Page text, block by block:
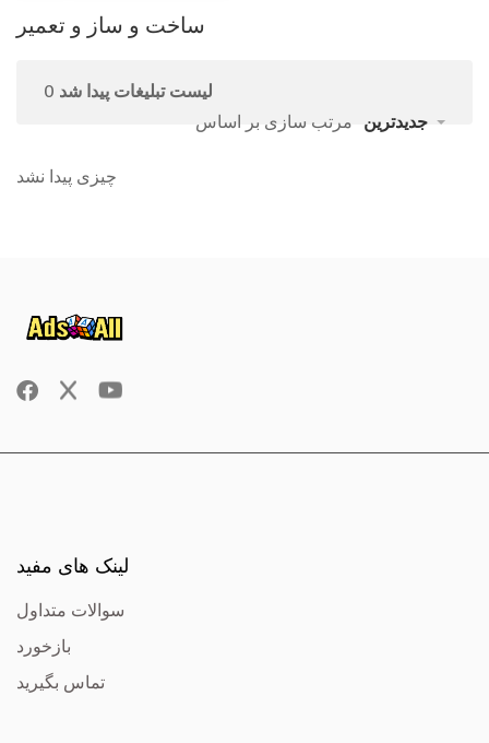
ساخت و ساز و تعمیر
0 لیست تبلیغات پیدا شد
مرتب سازی بر اساس جدیدترین
چیزی پیدا نشد
لینک های مفید
سوالات متداول
بازخورد
تماس بگیرید